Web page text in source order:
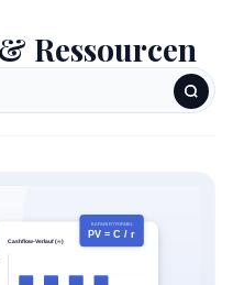
Ressourcen